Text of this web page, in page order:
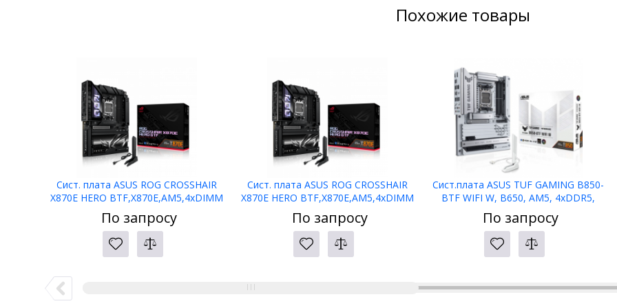
Похожие товары
Сист. плата ASUS ROG CROSSHAIR
X870E HERO BTF,X870E,AM5,4xDIMM
DDR5,2xPCI-E x16
,5xM.2,4xSATA,HDMI,WIFI7,BOX
По запросу
Сист. плата ASUS ROG CROSSHAIR
X870E HERO BTF,X870E,AM5,4xDIMM
DDR5,2xPCI-E x16
,5xM.2,4xSATA,HDMI,WIFI7,BOX
По запросу
Сист.плата ASUS TUF GAMING B850-
BTF WIFI W, B650, AM5, 4xDDR5,
2xPCI-E x16, PCI-Ex1, M2,
SATA,HDMI,DP, WIFI7, WHITE, BOX
По запросу